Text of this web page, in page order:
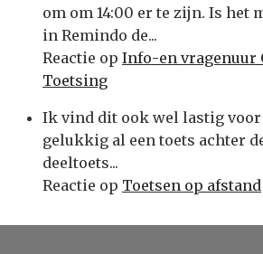
om om 14:00 er te zijn. Is het
in Remindo de...
Reactie op Info-en vragenuur
Toetsing
Ik vind dit ook wel lastig
gelukkig al een toets achter
deeltoets...
Reactie op Toetsen op afstand